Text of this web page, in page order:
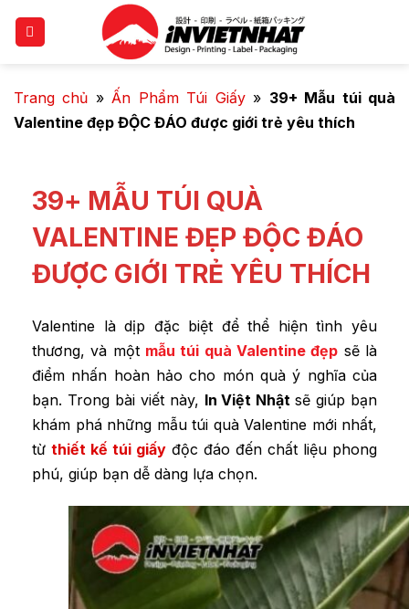
Trang chủ »Ấn Phẩm Túi Giấy» 39+ Mẫu túi quà
Valentine đẹp ĐỘC ĐÁO được giới trẻ yêu thích
39+ MẪU TÚI QUÀ
VALENTINE ĐẸP ĐỘC ĐÁO
ĐƯỢC GIỚI TRẺ YÊU THÍCH
Valentine là dịp đặc biệt để thể hiện tình yêu
thương, và một mẫu túi quà Valentine đẹp sẽ là
điểm nhấn hoàn hảo cho món quà ý nghĩa của
bạn. Trong bài viết này, In Việt Nhậtsẽ giúp bạn
khám phá những mẫu túi quà Valentine mới nhất,
từ thiết kế túi giấy độc đáo đến chất liệu phong
phú, giúp bạn dễ dàng lựa chọn.